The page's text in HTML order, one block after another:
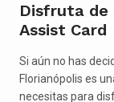
Disfruta de
Assist Card
Si aún no has
Florianópolis es
necesitas para